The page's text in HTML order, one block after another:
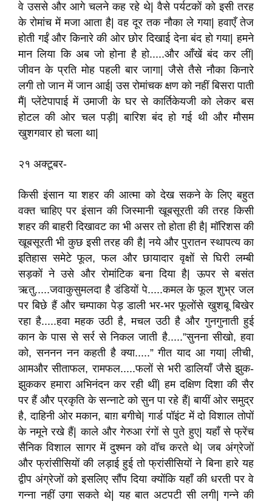
वे उससे और आगे चलने कह रहे थे| वैसे पर्यटकों को इसी तरह
के रोमांच में मजा आता है| वह दूर तक नौका ले गया| हवाएँ तेज
होती गईं और किनारे की ओर छोर दिखाई देना बंद हो गया| हमने
मान लिया कि अब जो होना है हो.....और आँखें बंद कर लीं|
जीवन के प्रति मोह पहली बार जागा| जैसे तैसे नौका किनारे
लगी तो जान में जान आई| उस रोमांचक क्षण को नहीं बिसरा पाती
मैं| प्लेंटेपापाई में उमाजी के घर से कार्तिकेयजी को लेकर बस
होटल की ओर चल पड़ी| बारिश बंद हो गई थी और मौसम
खुशगवार हो चला था|
२१ अक्टूबर-
किसी इंसान या शहर की आत्मा को देख सकने के लिए बहुत
वक्त चाहिए पर इंसान की जिस्मानी खूबसूरती की तरह किसी
शहर की बाहरी दिखावट का भी असर तो होता ही है| मॉरिशस की
खूबसूरती भी कुछ इसी तरह की है| नये और पुरातन स्थापत्य का
इतिहास समेटे फूल, फल और छायादार वृक्षों से घिरी लम्बी
सड़कों ने उसे और रोमांटिक बना दिया है| ऊपर से बसंत
ऋतु.....जवाकुसुमलदा है डंडियों पे.....कमल के फूल शुभ्र जल
पर बिछे हैं और चम्पाका पेड़ डाली भर-भर फूलोंसे खुशबू बिखेर
रहा है.....हवा महक उठी है, मचल उठी है और गुनगुनाती हुई
कान के पास से सर्र से निकल जाती है.....”सुनना सीखो, हवा
को, सननन नन कहती है क्या.....” गीत याद आ गया| लीची,
आमऔर सीताफल, रामफल.....फलों से भरी डालियाँ जैसे झुक-
झुककर हमारा अभिनंदन कर रही थीं| हम दक्षिण दिशा की सैर
पर हैं और प्रकृति के सन्नाटे को सुन पा रहे हैं| बायीं ओर समुद्र
है, दाहिनी ओर मकान, बाग़ बगीचे| गार्ड पॉइंट में दो विशाल तोपों
के नमूने रखे हैं| काले और गेरुआ रंगों से पुते हुए| यहाँ से फ्रेंच
सैनिक विशाल सागर में दुश्मन को वॉच करते थे| जब अंग्रेजों
और फ्रांसीसियों की लड़ाई हुई तो फ्रांसीसियों ने बिना हारे यह
द्वीप अंग्रेजों को इसलिए सौंप दिया क्योंकि यहाँ की धरती पर वे
गन्ना नहीं उगा सकते थे| यह बात अटपटी सी लगी| गन्ने की